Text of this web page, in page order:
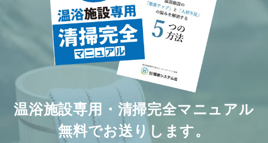
温浴施設専用・清掃完全マニュアル
無料でお送りします。